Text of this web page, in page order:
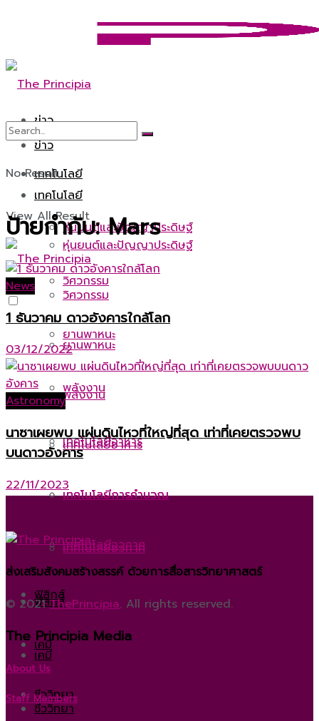
ข่าว
เทคโนโลยี
หุ่นยนต์และปัญญาประดิษฐ์
วิศวกรรม
ยานพาหนะ
พลังงาน
เทคโนโลยีอาหาร
เทคโนโลยีการคำนวณ
เทคโนโลยีอวกาศ
ฟิสิกส์
เคมี
ชีววิทยา
ข่าว
เทคโนโลยี
หุ่นยนต์และปัญญาประดิษฐ์
วิศวกรรม
ยานพาหนะ
พลังงาน
เทคโนโลยีอาหาร
เทคโนโลยีการคำนวณ
เทคโนโลยีอวกาศ
ฟิสิกส์
เคมี
ชีววิทยา
No Result
View All Result
ป้ายกำกับ:Mars
News
1 ธันวาคม ดาวอังคารใกล้โลก
03/12/2022
Astronomy
นาซาเผยพบ แผ่นดินไหวที่ใหญ่ที่สุด เท่าที่เคยตรวจพบ
บนดาวอังคาร
22/11/2023
ส่งเสริมสังคมสร้างสรรค์ ด้วยการสื่อสารวิทยาศาสตร์
© 2021ThePrincipia. All rights reserved.
The Principia Media
About Us
Staff Members